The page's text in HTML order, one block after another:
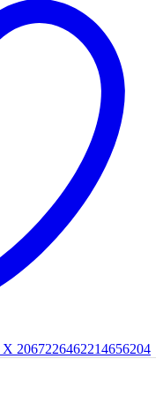
X 2067226462214656204